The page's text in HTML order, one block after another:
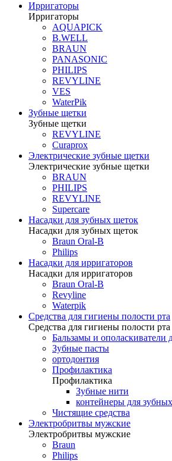
Ирригаторы
Ирригаторы
AQUAPICK
B.WELL
BRAUN
PANASONIC
PHILIPS
REVYLINE
VES
WaterPik
Зубные щетки
Зубные щетки
REVYLINE
Curaprox
Электрические зубные щетки
Электрические зубные щетки
BRAUN
PHILIPS
REVYLINE
Supercare
Насадки для зубных щеток
Насадки для зубных щеток
Braun Oral-B
Philips
Насадки для ирригаторов
Насадки для ирригаторов
Braun Oral-B
Revyline
Waterpik
Средства для гигиены полости рта
Средства для гигиены полости рта
Бальзамы и ополаскиватели
Зубные пасты
ортодонтия
Профилактика
Профилактика
Зубные нити
контейнеры для
Чистящие средства
Электробритвы мужские
Электробритвы мужские
Braun
Philips